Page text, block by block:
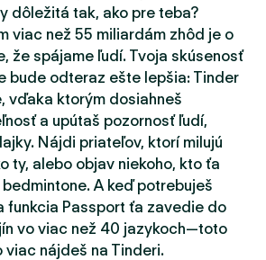
dôležitá tak, ako pre teba?
viac než 55 miliardám zhôd je o
že spájame ľudí. Tvoja skúsenosť
bude odteraz ešte lepšia: Tinder
vďaka ktorým dosiahneš
a upútaš pozornosť ľudí,
Nájdi priateľov, ktorí milujú
ty, alebo objav niekoho, kto ťa
A keď potrebuješ
funkcia Passport ťa zavedie do
vo viac než 40 jazykoch—toto
viac nájdeš na Tinderi.